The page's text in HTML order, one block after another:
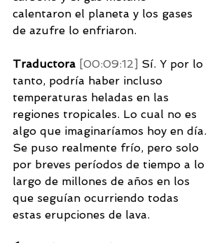
calentaron el planeta y los gases
de azufre lo enfriaron.
Traductora [00:09:12] Sí. Y por lo
tanto, podría haber incluso
temperaturas heladas en las
regiones tropicales. Lo cual no es
algo que imaginaríamos hoy en día.
Se puso realmente frío, pero solo
por breves períodos de tiempo a lo
largo de millones de años en los
que seguían ocurriendo todas
estas erupciones de lava.